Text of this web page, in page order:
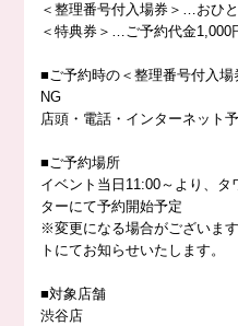
＜整理番号付入場券＞…おひ
＜特典券＞…ご予約代金1,000
■ご予約時の＜整理番号付入
NG
店頭・電話・インターネット
■ご予約場所
イベント当日11:00～より、
ターにて予約開始予定
※変更になる場合がございま
トにてお知らせいたします。
■対象店舗
渋谷店